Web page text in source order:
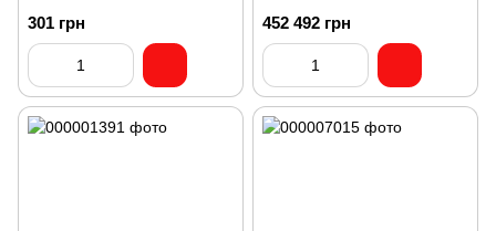
301 грн 452 492 грн